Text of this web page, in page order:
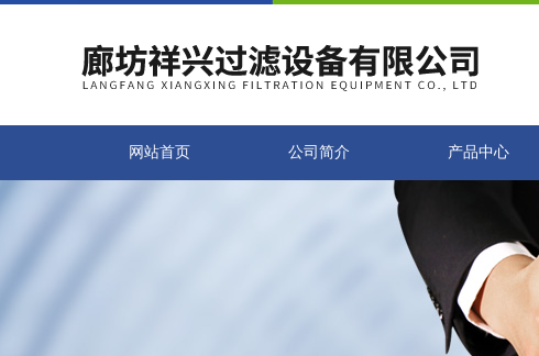
网站首页 公司简介 产品中心